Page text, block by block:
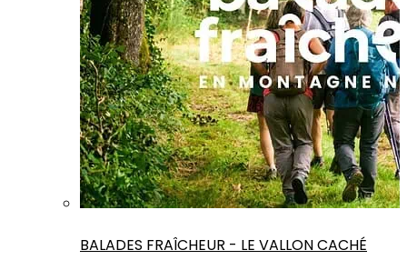
BALADES FRAÎCHEUR - LE VALLON CACHÉ